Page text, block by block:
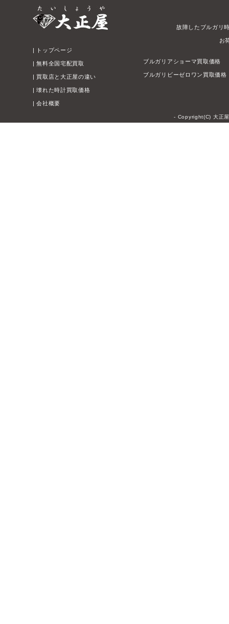
トップページ
|無料全国宅配買取
買取店と大正屋の違い
|壊れた時計買取価格
|会社概要
故障したブルガリ
お
ブルガリアショーマ買取価格
ブルガリビーゼロワン買取価格
- Copyright(C) 大正